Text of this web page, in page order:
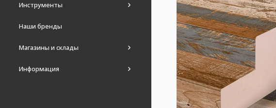
Инструменты
Наши бренды
Магазины и склады
Информация